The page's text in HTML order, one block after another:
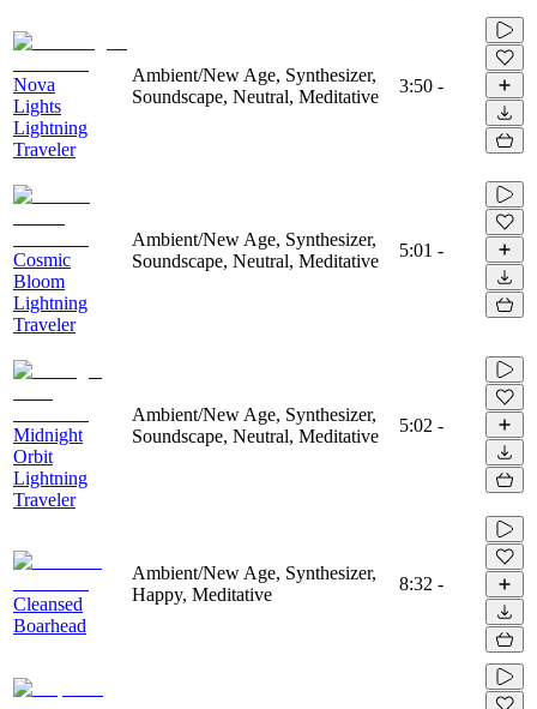
Nova
Lights
Lightning
Traveler
Ambient/New Age, Synthesizer,
Soundscape, Neutral, Meditative
3:50 -
Cosmic
Bloom
Lightning
Traveler
Ambient/New Age, Synthesizer,
Soundscape, Neutral, Meditative
5:01 -
Midnight
Orbit
Lightning
Traveler
Ambient/New Age, Synthesizer,
Soundscape, Neutral, Meditative
5:02 -
Cleansed
Boarhead
Ambient/New Age, Synthesizer,
Happy, Meditative
8:32 -